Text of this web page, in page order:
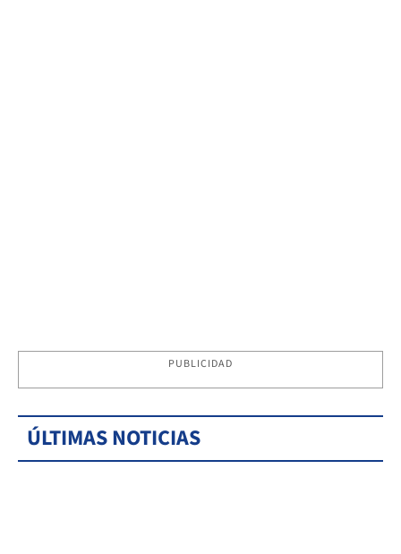
PUBLICIDAD
ÚLTIMAS NOTICIAS